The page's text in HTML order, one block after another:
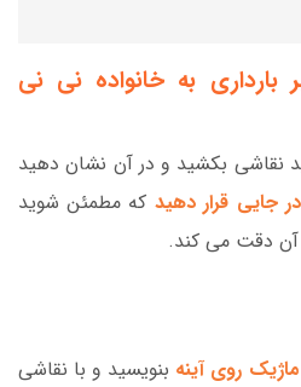
بارداری به خانواده نی نی
نقاشی بکشید و در آن نشان دهید
جایی قرار دهید که مطمئن شوید
آن دقت می کند.
ماژیک روی آینه بنویسید و با نقاشی